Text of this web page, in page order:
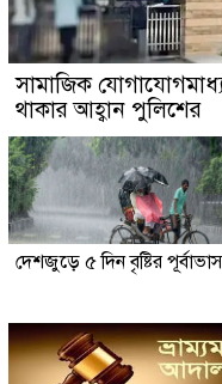
সামাজিক
থাকার আহ্বান পুলিশের
দেশজুড়ে ৫ দিন বৃষ্টির পূর্বাভাস